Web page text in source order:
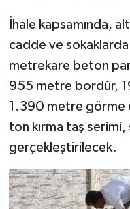
İhale kapsamında,
cadde ve
metrekare beton
955 metre bordür,
1.390 metre görme
ton kırma taş serimi,
gerçekleştirilecek.
Otomobil
Pazarlar
Resmi İlan
Rüya Tabirleri